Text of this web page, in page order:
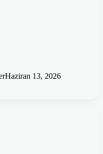
Haziran 13, 2026